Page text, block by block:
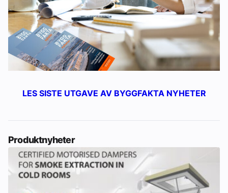
LES SISTE UTGAVE AV BYGGFAKTA NYHETER
Produktnyheter